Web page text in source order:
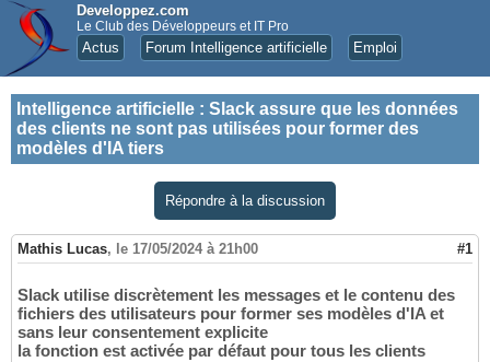
Developpez.com
Le Club des Développeurs et IT Pro
Actus Forum Intelligence artificielle Emploi
Intelligence artificielle : Slack assure que les données
des clients ne sont pas utilisées pour former des
modèles d'IA tiers
Répondre à la discussion
Mathis Lucas, le 17/05/2024 à 21h00 #1
Slack utilise discrètement les messages et le contenu des
fichiers des utilisateurs pour former ses modèles d'IA et
sans leur consentement explicite
la fonction est activée par défaut pour tous les clients